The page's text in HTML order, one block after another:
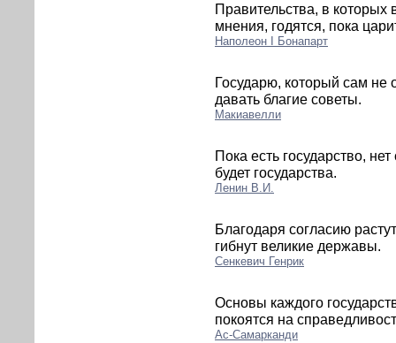
Правительства, в
мнения, годятся, пока
Наполеон I Бонапарт
Государю, который сам не
давать благие советы.
Макиавелли
Пока есть государство,
будет государства.
Ленин В.И.
Благодаря согласию
гибнут великие державы.
Сенкевич Генрик
Основы каждого
покоятся на
Ас-Самарканди